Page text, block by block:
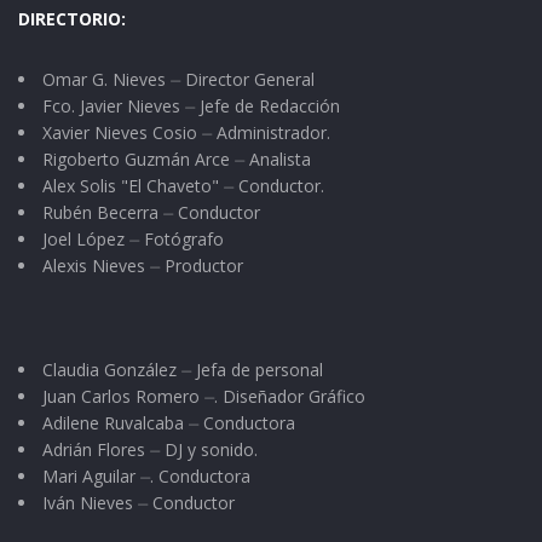
señaló, para luego concluir parafraseando al
te hemos cumplido. En Nayarit vivimos en paz”,
finalizó; e instantes después se dio el banderazo
de inicio.
Tags: Pedro Enríquez Soto
Santa Cruz de Camotlán
DIRECTORIO:
Omar G. Nieves ⏤ Director General
Fco. Javier Nieves ⏤ Jefe de Redacción
Xavier Nieves Cosio ⏤ Administrador.
Rigoberto Guzmán Arce ⏤ Analista
Alex Solis "El Chaveto" ⏤ Conductor.
Rubén Becerra ⏤ Conductor
Joel López ⏤ Fotógrafo
Alexis Nieves ⏤ Productor
Claudia González ⏤ Jefa de personal
Juan Carlos Romero ⏤. Diseñador Gráfico
Adilene Ruvalcaba ⏤ Conductora
Adrián Flores ⏤ DJ y sonido.
Mari Aguilar ⏤. Conductora
Iván Nieves ⏤ Conductor